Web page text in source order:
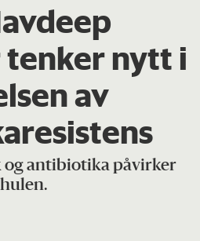
tenker nytt i
av
og antibiotika påvirker